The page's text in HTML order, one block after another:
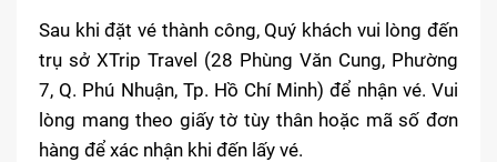
Sau khi đặt vé thành công, Quý khách vui lòng đến
trụ sở XTrip Travel (28 Phùng Văn Cung, Phường
7, Q. Phú Nhuận, Tp. Hồ Chí Minh) để nhận vé. Vui
lòng mang theo giấy tờ tùy thân hoặc mã số đơn
hàng để xác nhận khi đến lấy vé.